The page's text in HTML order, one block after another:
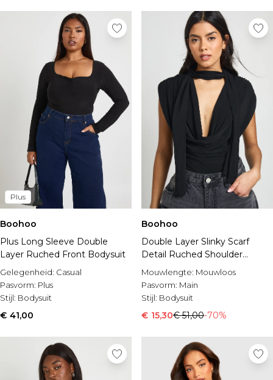
Plus
Boohoo
Plus Long Sleeve Double
Layer Ruched Front Bodysuit
Gelegenheid: Casual
Pasvorm: Plus
Stijl: Bodysuit
€ 41,00
Boohoo
Double Layer Slinky Scarf
Detail Ruched Shoulder
Bodysuit
Mouwlengte: Mouwloos
Pasvorm: Main
Stijl: Bodysuit
€ 15,30€ 51,00-70%